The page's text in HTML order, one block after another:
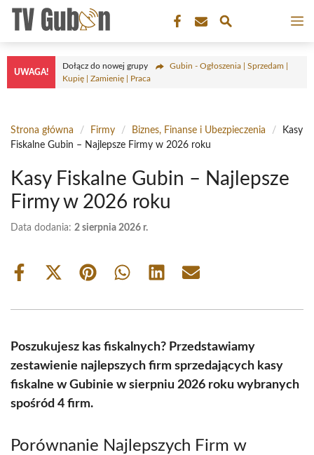
Przejdź
treści
UWAGA!
Dołącz do nowej grupy
Gubin - Ogłoszenia | Sprzedam |
Kupię | Zamienię | Praca
Strona główna / Firmy / Biznes, Finanse i Ubezpieczenia /
Kasy
Fiskalne Gubin – Najlepsze Firmy w 2026 roku
Kasy Fiskalne Gubin – Najlepsze
Firmy w 2026 roku
Data dodania: 2 sierpnia 2026 r.
Share
Share
(Twitter)
Share Share Share Share
Poszukujesz kas fiskalnych? Przedstawiamy
zestawienie najlepszych firm sprzedających kasy
fiskalne w Gubinie w sierpniu 2026 roku wybranych
spośród 4 firm.
Porównanie Najlepszych Firm w